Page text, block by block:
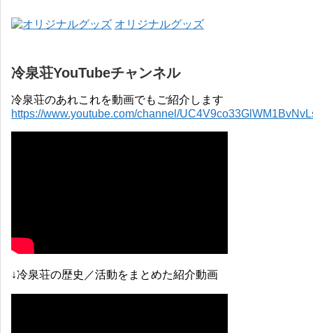
オリジナルグッズ
冷泉荘YouTubeチャンネル
冷泉荘のあれこれを動画でもご紹介します
https://www.youtube.com/channel/
↓冷泉荘の歴史／活動をまとめた紹介動画